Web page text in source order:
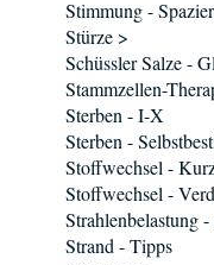
Stimmung -
Stürze >
Schüssler Salze -
Stammzellen-
Sterben - I-X
Sterben -
Stoffwechsel -
Stoffwechsel -
Strahlenbelastung
Strand - Tipps